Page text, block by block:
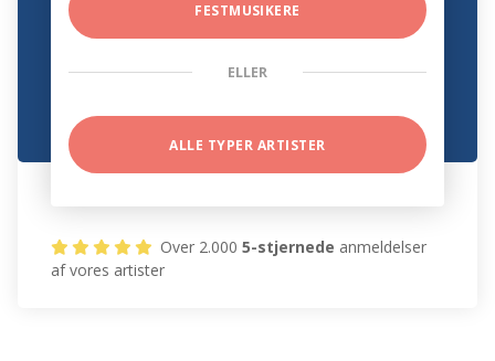
FESTMUSIKERE
ELLER
ALLE TYPER ARTISTER
Over 2.0005-stjernede anmeldelser
af vores artister